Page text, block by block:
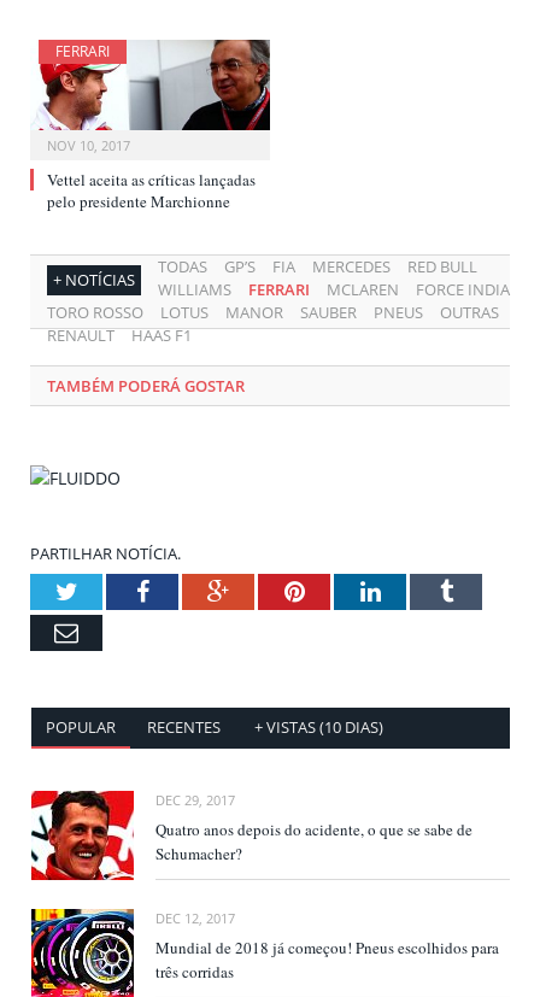
FERRARI
NOV 10, 2017
Vettel aceita as críticas lançadas
pelo presidente Marchionne
+ NOTÍCIAS
TODAS GP’S FIA MERCEDES
RED BULL
WILLIAMS
FERRARI MCLAREN
FORCE INDIA
TORO ROSSO
LOTUS MANOR SAUBER PNEUS
OUTRAS
RENAULT
HAAS F1
TAMBÉM PODERÁ GOSTAR
PARTILHAR NOTÍCIA.
TwitterFacebookGoogle+PinterestLinkedInTumblr
Email
POPULAR RECENTES + VISTAS (10 DIAS)
DEC 29, 2017
Quatro anos depois do acidente, o que se sabe de
Schumacher?
DEC 12, 2017
Mundial de 2018 já começou! Pneus escolhidos para
três corridas